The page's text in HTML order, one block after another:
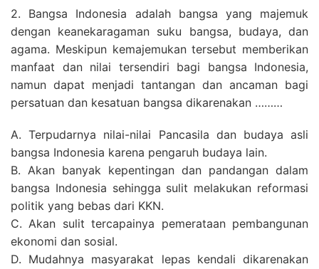
2. Bangsa Indonesia adalah bangsa yang majemuk
dengan keanekaragaman suku bangsa, budaya, dan
agama. Meskipun kemajemukan tersebut memberikan
manfaat dan nilai tersendiri bagi bangsa Indonesia,
namun dapat menjadi tantangan dan ancaman bagi
persatuan dan kesatuan bangsa dikarenakan ………
A. Terpudarnya nilai-nilai Pancasila dan budaya asli
bangsa Indonesia karena pengaruh budaya lain.
B. Akan banyak kepentingan dan pandangan dalam
bangsa Indonesia sehingga sulit melakukan reformasi
politik yang bebas dari KKN.
C. Akan sulit tercapainya pemerataan pembangunan
ekonomi dan sosial.
D. Mudahnya masyarakat lepas kendali dikarenakan